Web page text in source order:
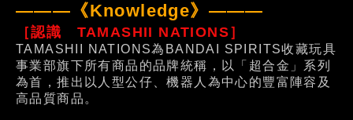
———《Knowledge》———
［認識 TAMASHII NATIONS］
TAMASHII NATIONS為BANDAI SPIRITS收藏玩具
事業部旗下所有商品的品牌統稱，以「超合金」系列
為首，推出以人型公仔、機器人為中心的豐富陣容及
高品質商品。